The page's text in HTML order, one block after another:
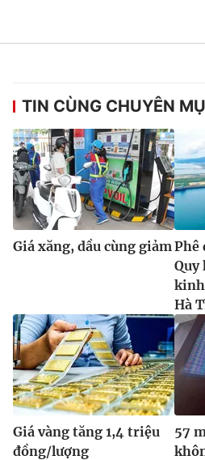
TIN CÙNG CHUYÊN
Giá xăng, dầu cùng giảm Phê
Quy
Hà
Giá vàng tăng 1,4 triệu
đồng/lượng
57